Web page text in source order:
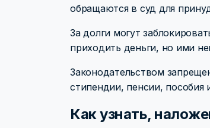
обращаются в суд для
За долги могут
приходить деньги, но ими
Законодательством
стипендии, пенсии, пособия
Как узнать,